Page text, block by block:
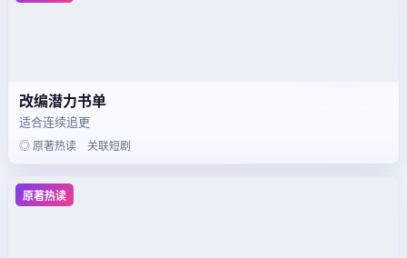
改编潜力书单
适合连续追更
◎ 原著热读 关联短剧
原著热读